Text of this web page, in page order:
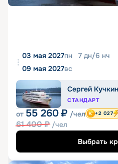
03 мая 2027пн 7 дн/6 нч
09 мая 2027вс
Сергей Кучкин
СТАНДАРТ
от 55 260 ₽ /чел
61 400₽ /чел
+2 027
Выбрать